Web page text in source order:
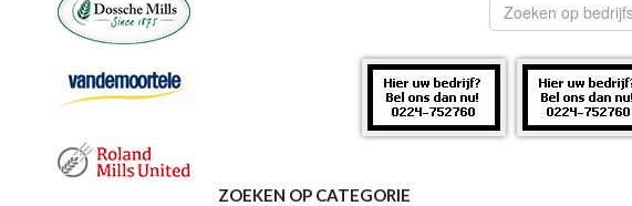
ZOEKEN OP CATEGORIE